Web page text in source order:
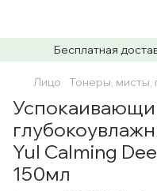
Бесплатная
Лицо Тонеры, мисты,
Yul Calming
150мл